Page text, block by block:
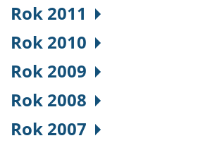
Rok 2011
Rok 2010
Rok 2009
Rok 2008
Rok 2007